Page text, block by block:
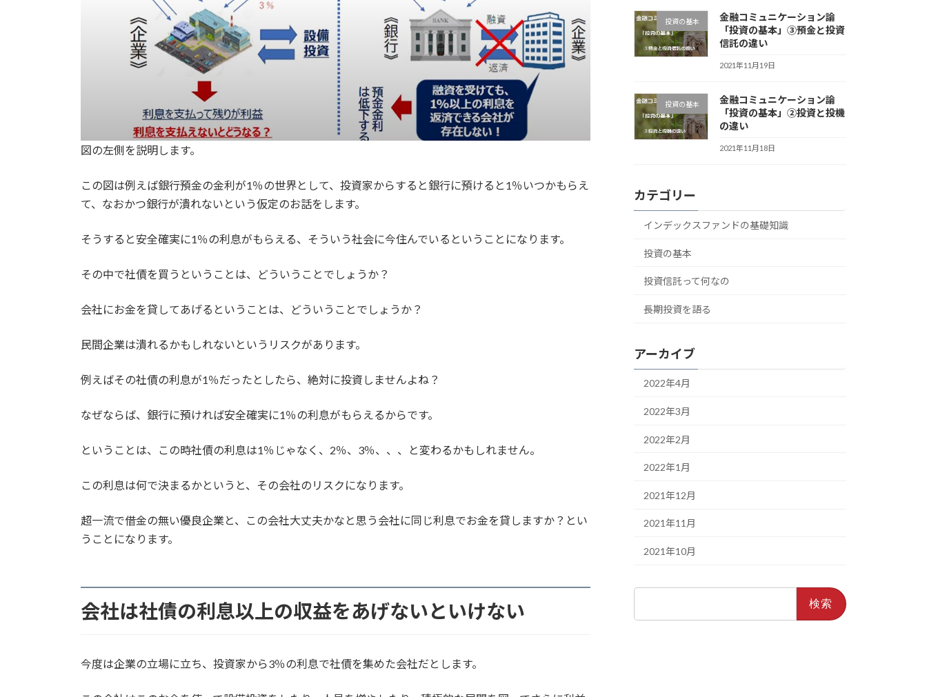
図の左側を説明します。
この図は例えば銀行預金の金利が1％の世界として、投資家からすると銀行に預けると1％いつかもらえ
て、なおかつ銀行が潰れないという仮定のお話をします。
そうすると安全確実に1％の利息がもらえる、そういう社会に今住んでいるということになります。
その中で社債を買うということは、どういうことでしょうか？
会社にお金を貸してあげるということは、どういうことでしょうか？
民間企業は潰れるかもしれないというリスクがあります。
例えばその社債の利息が1％だったとしたら、絶対に投資しませんよね？
なぜならば、銀行に預ければ安全確実に1％の利息がもらえるからです。
ということは、この時社債の利息は1％じゃなく、2％、3％、、、と変わるかもしれません。
この利息は何で決まるかというと、その会社のリスクになります。
超一流で借金の無い優良企業と、この会社大丈夫かなと思う会社に同じ利息でお金を貸しますか？とい
うことになります。
会社は社債の利息以上の収益をあげないといけない
今度は企業の立場に立ち、投資家から3％の利息で社債を集めた会社だとします。
投資の基本
金融コミュニケーション論
「投資の基本」③預金と投資
信託の違い
2021年11月19日
投資の基本
金融コミュニケーション論
「投資の基本」②投資と投機
の違い
2021年11月18日
カテゴリー
インデックスファンドの基礎知識
投資の基本
投資信託って何なの
長期投資を語る
アーカイブ
2022年4月
2022年3月
2022年2月
2022年1月
2021年12月
2021年11月
2021年10月